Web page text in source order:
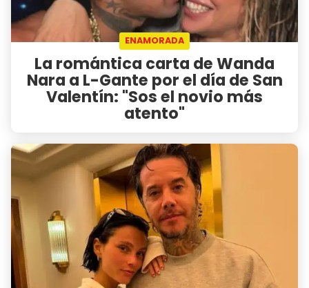
ENAMORADA
La romántica carta de Wanda
Nara a L-Gante por el día de San
Valentín: "Sos el novio más
atento"